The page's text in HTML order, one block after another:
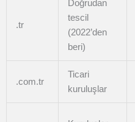
.tr
Doğrudan
tescil
(2022’den
beri)
.com.tr
Ticari
kuruluşlar